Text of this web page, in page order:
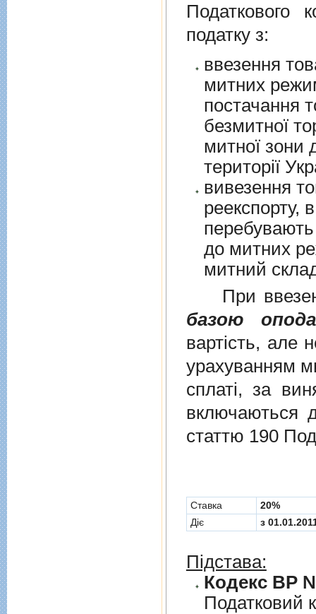
Податкового
податку з:
ввезення
митних
постачання
безмитної
митної зони для їх
території
вивезення
реекспорту,
перебувають у
до митних
митний
При
базою
вартість, але
урахуванням
сплаті, за
включаються
статтю 190
Cтавка
20%
Діє
з
Підстава:
Кодекс ВР №
Податковий